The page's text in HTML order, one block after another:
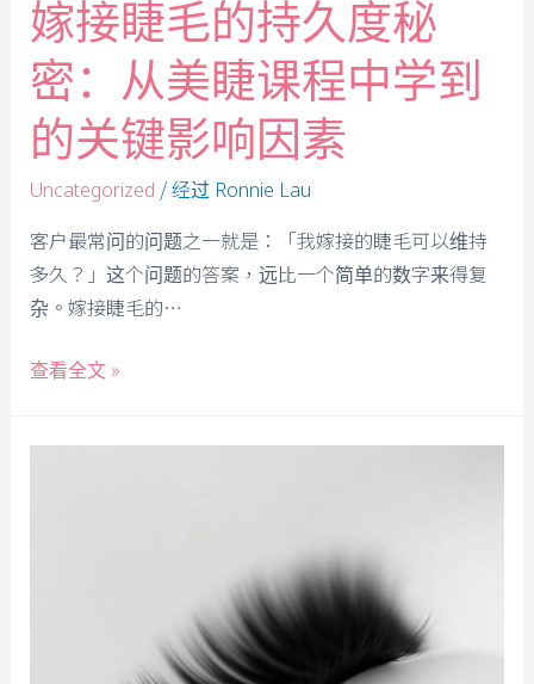
嫁接睫毛的持久度秘
密：从美睫课程中学到
的关键影响因素
Uncategorized / 经过 Ronnie Lau
客户最常问的问题之一就是：「我嫁接的睫毛可以维持
多久？」这个问题的答案，远比一个简单的数字来得复
杂。嫁接睫毛的…
查看全文 »